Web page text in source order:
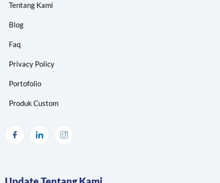
Tentang Kami
Blog
Faq
Privacy Policy
Portofolio
Produk Custom